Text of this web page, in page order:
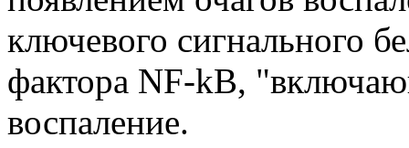
ключевого сигнального
фактора NF-kB,
воспаление.